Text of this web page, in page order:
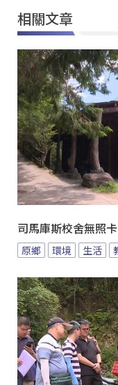
相關文章
司馬庫斯校舍無照
原鄉 環境 生活